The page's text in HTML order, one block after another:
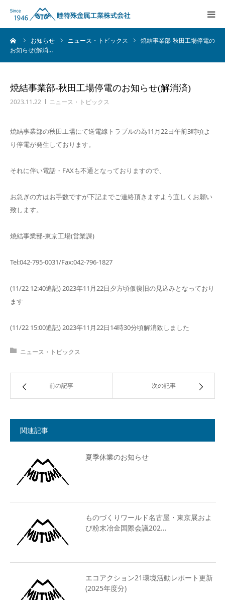
お知らせ ニュース・トピックス
焼結事業部-秋田工場停電の
お知らせ(解消…
焼結事業部-秋田工場停電のお知らせ(解消済)
2023.11.22 ニュース・トピックス
焼結事業部の秋田工場にて送電線トラブルの為11月22日午前3時頃よ
り停電が発生しております。
それに伴い電話・FAXも不通となっておりますので、
お急ぎの方はお手数ですが下記までご連絡頂きますよう宜しくお願い
致します。
焼結事業部-東京工場(営業課)
Tel:042-795-0031/Fax:042-796-1827
(11/22 12:40追記) 2023年11月22日夕方頃仮復旧の見込みとなっており
ます
(11/22 15:00追記) 2023年11月22日14時30分頃解消致しました
ニュース・トピックス
前の記事 次の記事
関連記事
夏季休業のお知らせ
ものづくりワールド名古屋・東京展およ
び粉末冶金国際会議202…
エコアクション21環境活動レポート更新
(2025年度分)
会社情報
MIM
射出成型
採用情報
会社情報
MIM
射出成型
採用情報